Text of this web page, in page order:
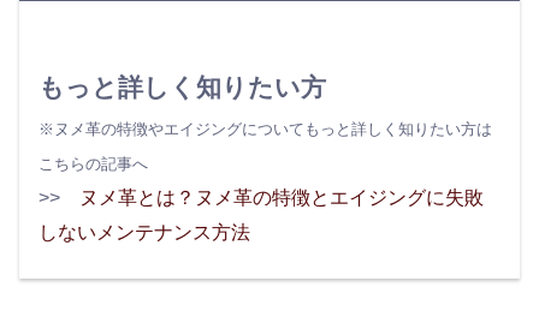
もっと詳しく知りたい方
※ヌメ革の特徴やエイジングについてもっと詳しく知りたい方は
こちらの記事へ
>>
ヌメ革とは？ヌメ革の特徴とエイジングに失敗
しないメンテナンス方法